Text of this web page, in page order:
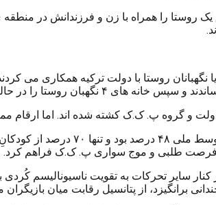
سابق یک روستا را همراه با زن و
فرصت طلبی و موج سواری پ. ک.ک فراهم کرد.
سایر تحرکات به تقویت ناسیونالیسم
برانگیزد، از پتانسیل رقابت میان